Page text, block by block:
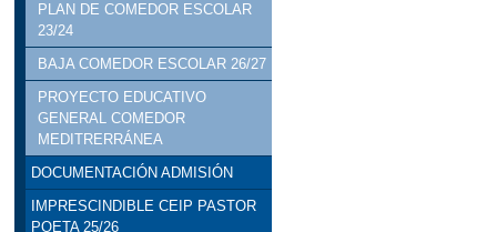
PLAN DE COMEDOR ESCOLAR
23/24
BAJA COMEDOR ESCOLAR 26/27
PROYECTO EDUCATIVO
GENERAL COMEDOR
MEDITRERRÁNEA
DOCUMENTACIÓN ADMISIÓN
IMPRESCINDIBLE CEIP PASTOR
POETA 25/26